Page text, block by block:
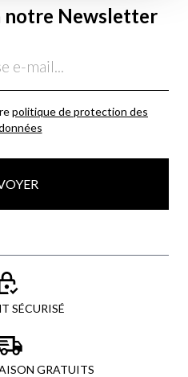
notre Newsletter
politique de protection des
SÉCURISÉ
GRATUITS